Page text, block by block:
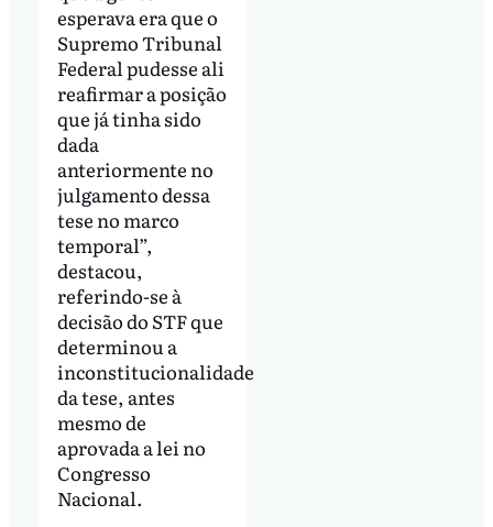
esperava era que o
Supremo Tribunal
Federal pudesse ali
reafirmar a posição
que já tinha sido
dada
anteriormente no
julgamento dessa
tese no marco
temporal”,
destacou,
referindo-se à
decisão do STF que
determinou a
inconstitucionalidade
da tese, antes
mesmo de
aprovada a lei no
Congresso
Nacional.